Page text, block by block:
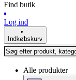
Find butik
Log ind
Indkøbskurv
Alle produkter